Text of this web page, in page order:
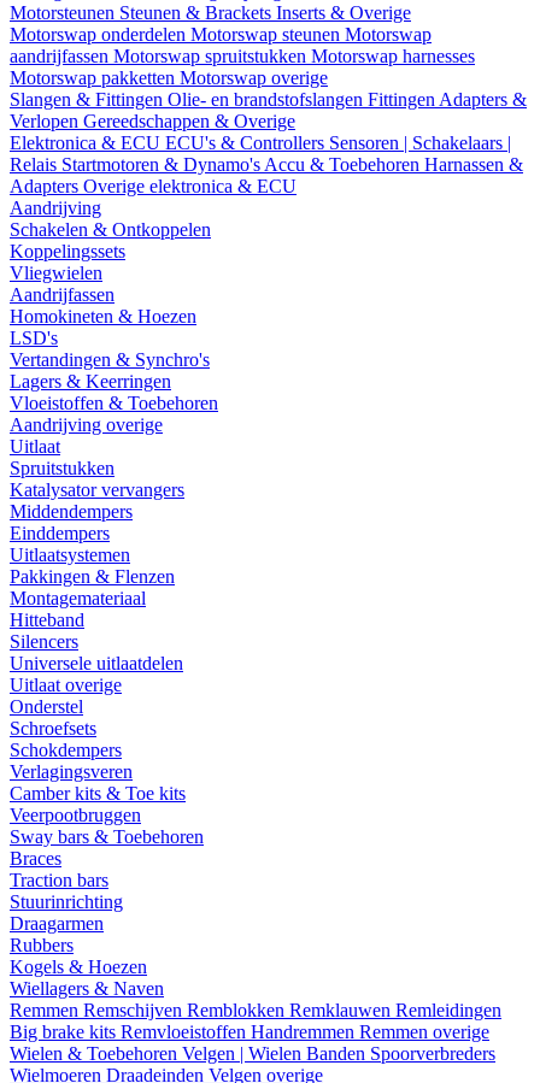
Motorsteunen Steunen & Brackets Inserts & Overige
Motorswap onderdelen Motorswap steunen Motorswap
aandrijfassen Motorswap spruitstukken Motorswap harnesses
Motorswap pakketten Motorswap overige
Slangen & Fittingen Olie- en brandstofslangen Fittingen Adapters &
Verlopen Gereedschappen & Overige
Elektronica & ECU ECU's & Controllers Sensoren | Schakelaars |
Relais Startmotoren & Dynamo's Accu & Toebehoren Harnassen &
Adapters Overige elektronica & ECU
Aandrijving
Schakelen & Ontkoppelen
Koppelingssets
Vliegwielen
Aandrijfassen
Homokineten & Hoezen
LSD's
Vertandingen & Synchro's
Lagers & Keerringen
Vloeistoffen & Toebehoren
Aandrijving overige
Uitlaat
Spruitstukken
Katalysator vervangers
Middendempers
Einddempers
Uitlaatsystemen
Pakkingen & Flenzen
Montagemateriaal
Hitteband
Silencers
Universele uitlaatdelen
Uitlaat overige
Onderstel
Schroefsets
Schokdempers
Verlagingsveren
Camber kits & Toe kits
Veerpootbruggen
Sway bars & Toebehoren
Braces
Traction bars
Stuurinrichting
Draagarmen
Rubbers
Kogels & Hoezen
Wiellagers & Naven
Remmen Remschijven Remblokken Remklauwen Remleidingen
Big brake kits Remvloeistoffen Handremmen Remmen overige
Wielen & Toebehoren Velgen | Wielen Banden Spoorverbreders
Wielmoeren Draadeinden Velgen overige